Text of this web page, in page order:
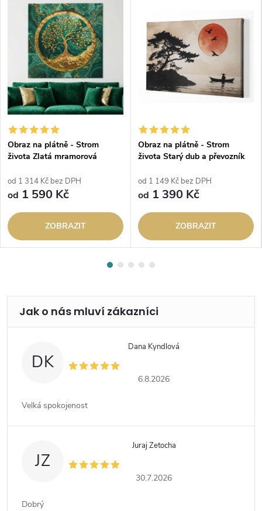
Obraz na plátně - Strom
života Zlatá mramorová
od 1 314 Kč bez DPH
od 1 590 Kč
ZOBRAZIT
Obraz na plátně - Strom
života Starý dub a převozník
od 1 149 Kč bez DPH
od 1 390 Kč
ZOBRAZIT
DK
Dana Kyndlová
6.8.2026
Velká spokojenost
JZ
Juraj Zetocha
30.7.2026
Dobrý